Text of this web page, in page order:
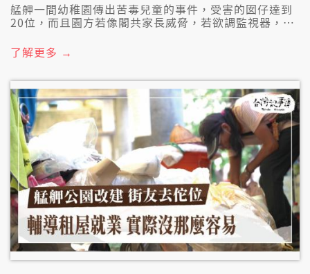
艋舺一間幼稚園傳出苦毒兒童的事件，受害的囡仔達到
20位，而且園方若像閣共家長威脅，若欲調監視器，囡
會，點名臺北市教育局咧掩護幼稚園，毋但予怹繼續營
業，甚至予涉案老師繼續佇佮幼稚園有關係的補習班做
了解更多 →